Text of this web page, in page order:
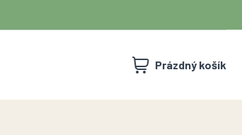
NÁKUPNÍ
Prázdný košík